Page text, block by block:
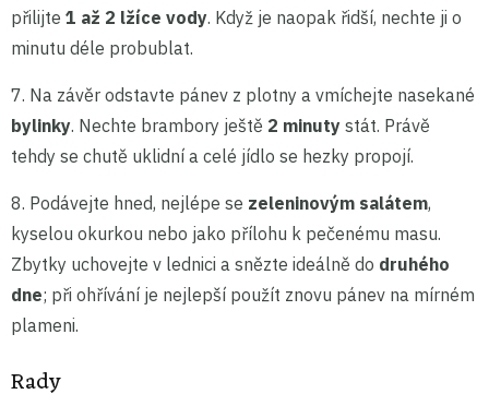
přilijte 1 až 2 lžíce vody. Když je naopak řidší, nechte ji o
minutu déle probublat.
7. Na závěr odstavte pánev z plotny a vmíchejte nasekané
bylinky. Nechte brambory ještě 2 minuty stát. Právě
tehdy se chutě uklidní a celé jídlo se hezky propojí.
8. Podávejte hned, nejlépe se zeleninovým salátem,
kyselou okurkou nebo jako přílohu k pečenému masu.
Zbytky uchovejte v lednici a snězte ideálně do druhého
dne; při ohřívání je nejlepší použít znovu pánev na mírném
plameni.
Rady